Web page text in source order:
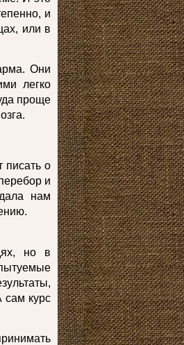
и
или в
Они
легко
проще
писать о
и
нам
но в
сам курс